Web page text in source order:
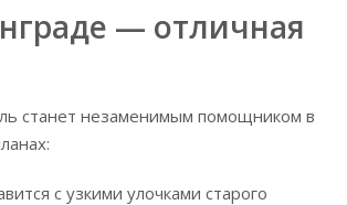
— отличная
станет незаменимым помощником в
с узкими улочками старого